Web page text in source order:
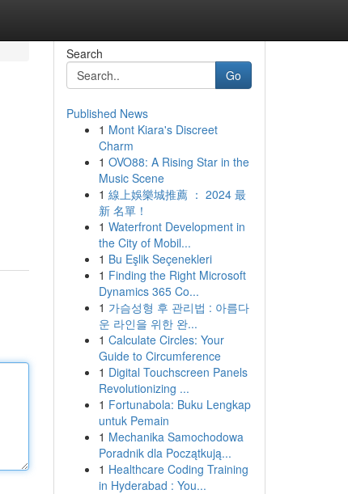
Search
Go
Published News
1 Mont Kiara's Discreet
Charm
1 OVO88: A Rising Star in the
Music Scene
1 線上娛樂城推薦 ： 2024 最
新 名單！
1 Waterfront Development in
the City of Mobil...
1 Bu Eşlik Seçenekleri
1 Finding the Right Microsoft
Dynamics 365 Co...
1 가슴성형 후 관리법 : 아름다
운 라인을 위한 완...
1 Calculate Circles: Your
Guide to Circumference
1 Digital Touchscreen Panels
Revolutionizing ...
1 Fortunabola: Buku Lengkap
untuk Pemain
1 Mechanika Samochodowa
Poradnik dla Początkują...
1 Healthcare Coding Training
in Hyderabad : You...